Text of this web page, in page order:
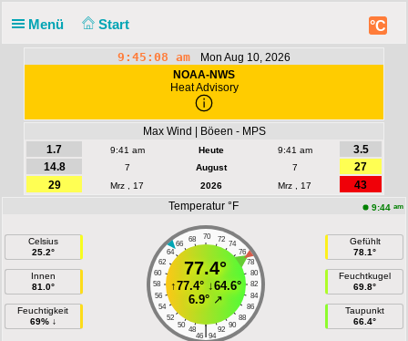
Menü Start °C
9:45:08 am
Mon Aug 10, 2026
NOAA-NWS
Heat Advisory
Max Wind | Böeen - MPS
1.7
9:41 am Heute 9:41 am
3.5
14.8
7 August 7
27
29
Mrz , 17 2026 Mrz , 17
43
Temperatur °F
9:44 am
Celsius
25.2°
Innen
81.0°
Feuchtigkeit
69% ↓
70
68 72
66
74
64
76
62
78
60
80
58
82
56
84
54
86
52
88
50
90
48 92
|
46 94
77.4°
↑77.4°↓64.6°
6.9°↗
Gefühlt
78.1°
Feuchtkugel
69.8°
Taupunkt
66.4°